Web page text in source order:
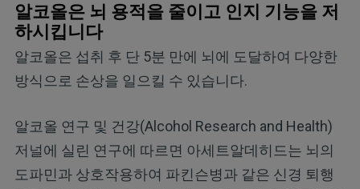
알코올은 뇌 용적을 줄이고 인지 기능을 저
하시킵니다
알코올은 섭취 후 단 5분 만에 뇌에 도달하여 다양한
방식으로 손상을 일으킬 수 있습니다.
알코올 연구 및 건강(Alcohol Research and Health)
저널에 실린 연구에 따르면 아세트알데히드는 뇌의
도파민과 상호작용하여 파킨슨병과 같은 신경 퇴행